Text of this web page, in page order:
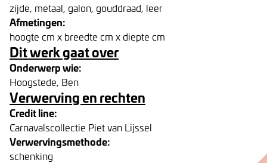
zijde, metaal, galon, gouddraad, leer
Afmetingen:
hoogte cm x breedte cm x diepte cm
Dit werk gaat over
Onderwerp wie:
Hoogstede, Ben
Verwerving en rechten
Credit line:
Carnavalscollectie Piet van Lijssel
Verwervingsmethode:
schenking